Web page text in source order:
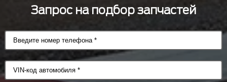
Запрос на подбор запчастей